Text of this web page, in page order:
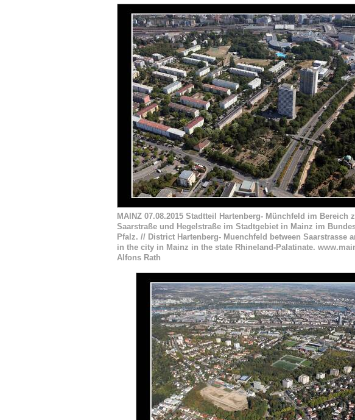
MAINZ 07.08.2015 Stadtteil Hartenberg- Münchfeld im Bereich
Saarstraße und Hegelstraße im Stadtgebiet in Mainz im
Pfalz. // District Hartenberg- Muenchfeld between Saarstrasse
in the city in Mainz in the state Rhineland-Palatinate.
Alfons Rath